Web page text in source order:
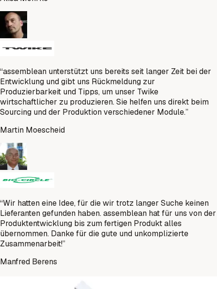
“assemblean unterstützt uns bereits seit langer Zeit bei der
Entwicklung und gibt uns Rückmeldung zur
Produzierbarkeit und Tipps, um unser Twike
wirtschaftlicher zu produzieren. Sie helfen uns direkt beim
Sourcing und der Produktion verschiedener Module.”
Martin Moescheid
“Wir hatten eine Idee, für die wir trotz langer Suche keinen
Lieferanten gefunden haben. assemblean hat für uns von der
Produktentwicklung bis zum fertigen Produkt alles
übernommen. Danke für die gute und unkomplizierte
Zusammenarbeit!”
Manfred Berens
Production as a Service (PaaS)